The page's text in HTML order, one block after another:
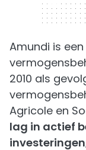
Amundi is
2010 als
Agricole en
lag in actief